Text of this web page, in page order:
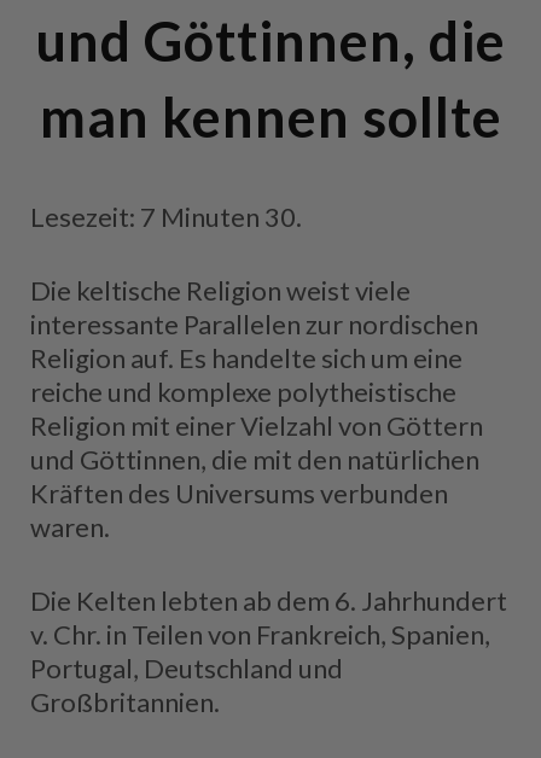
und Göttinnen, die
man kennen sollte
Lesezeit: 7 Minuten 30.
Die keltische Religion weist viele
interessante Parallelen zur nordischen
Religion auf. Es handelte sich um eine
reiche und komplexe polytheistische
Religion mit einer Vielzahl von Göttern
und Göttinnen, die mit den natürlichen
Kräften des Universums verbunden
waren.
Die Kelten lebten ab dem 6. Jahrhundert
v. Chr. in Teilen von Frankreich, Spanien,
Portugal, Deutschland und
Großbritannien.